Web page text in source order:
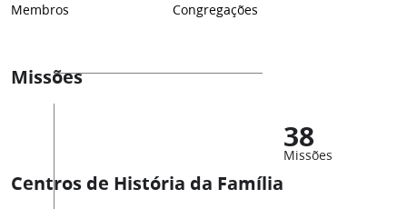
Membros Congregações
Missões
38
Missões
Centros de História da Família